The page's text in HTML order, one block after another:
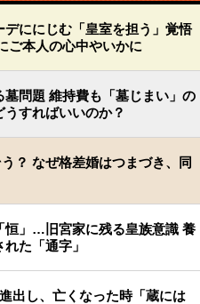
ににじむ「皇室を担う」覚悟
ご本人の心中やいかに
問題 維持費も「墓じまい」の
すればいいのか？
？ なぜ格差婚はつまづき、同
恒」…旧宮家に残る皇族意識 養
た「通字」
出し、亡くなった時「蔵には